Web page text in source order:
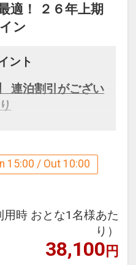
適！ ２６年上期
ン
ント
連泊割引がござい
金は、カレンダ
面」でご確認くだ
日において人数・
15:00 / Out 10:00
用時 おとな1名様あた
り）
38,100円